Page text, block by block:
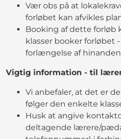
Vær obs på at
forløbet kan afvikles
Booking af dette forløb
klasser booker forløbet
forlængelse af
Vigtig information - til
Vi anbefaler, at det er
følger den enkelte
Husk at angive
deltagende lærere/